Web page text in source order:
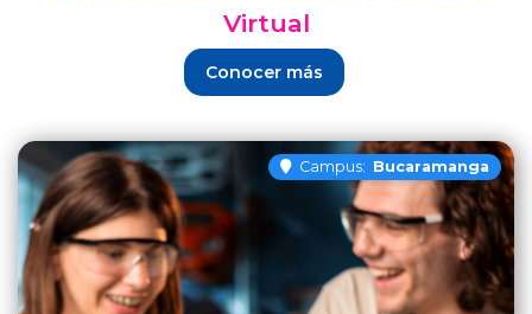
Virtual
Conocer más
Campus: Bucaramanga